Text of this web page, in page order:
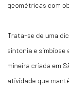
geométricas com
Trata-se de uma
sintonia e
mineira criada em
atividade que